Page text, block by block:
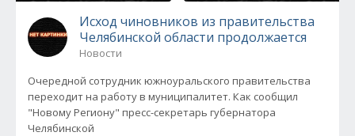
Исход чиновников из правительства
Челябинской области продолжается
Новости
Очередной сотрудник южноуральского правительства
переходит на работу в муниципалитет. Как сообщил
"Новому Региону" пресс-секретарь губернатора
Челябинской